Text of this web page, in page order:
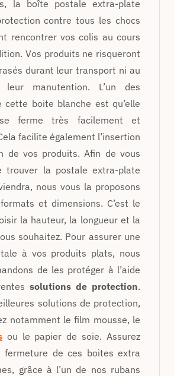
la boîte postale extra-plate
contre tous les chocs
rencontrer vos colis au cours
Vos produits ne risqueront
durant leur transport ni au
manutention. L’un des
cette boite blanche est qu’elle
ferme très facilement et
facilite également l’insertion
de vos produits. Afin de vous
trouver la postale extra-plate
nous vous la proposons
et dimensions. C’est le
la hauteur, la longueur et la
souhaitez. Pour assurer une
à vos produits plats, nous
de les protéger à l’aide
solutions de protection.
solutions de protection,
notamment le film mousse, le
ou le papier de soie. Assurez
fermeture de ces boites extra
grâce à l’un de nos rubans